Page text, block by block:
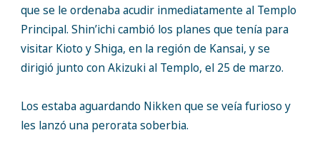
que se le ordenaba acudir inmediatamente al Templo
Principal. Shin’ichi cambió los planes que tenía para
visitar Kioto y Shiga, en la región de Kansai, y se
dirigió junto con Akizuki al Templo, el 25 de marzo.
Los estaba aguardando Nikken que se veía furioso y
les lanzó una perorata soberbia.